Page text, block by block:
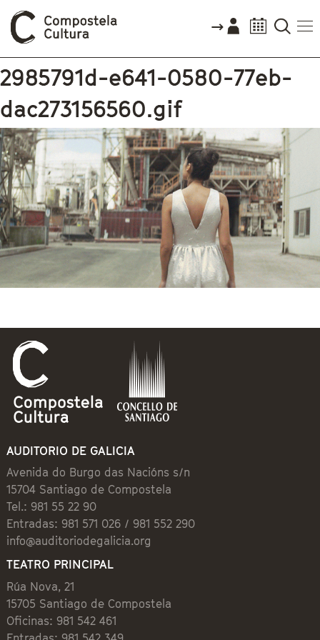
Vostede está aquí
2985791d-e641-0580-77eb-
dac273156560.gif
AUDITORIO DE GALICIA
Avenida do Burgo das Nacións s/n
15704 Santiago de Compostela
Tel.: 981 55 22 90
Entradas: 981 571 026 / 981 552 290
info@auditoriodegalicia.org
TEATRO PRINCIPAL
Rúa Nova, 21
15705 Santiago de Compostela
Oficinas: 981 542 461